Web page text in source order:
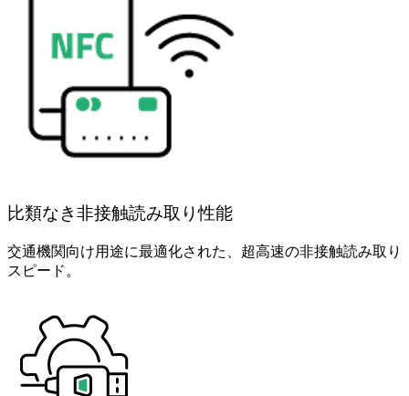
比類なき非接触読み取り性能
交通機関向け用途に最適化された、超高速の非接触読み取り
スピード。